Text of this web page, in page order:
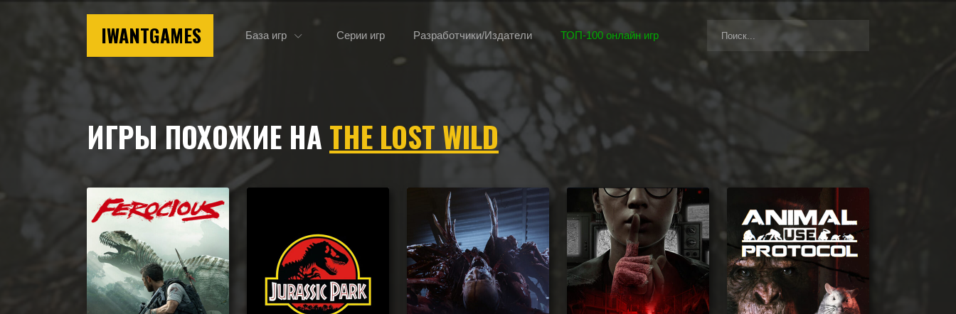
IWANTGAMES База игр Серии игр Разработчики/Издатели ТОП-100 онлайн игр
Игры похожие на The Lost Wild
ИГРЫ ПОХОЖИЕ НА THE LOST WILD
Подборка игр, похожих на The Lost Wild по геймплею, камере, сеттингу, атмосфере и напоминающие The Lost Wild, а также игры, которые могут вам понравиться.